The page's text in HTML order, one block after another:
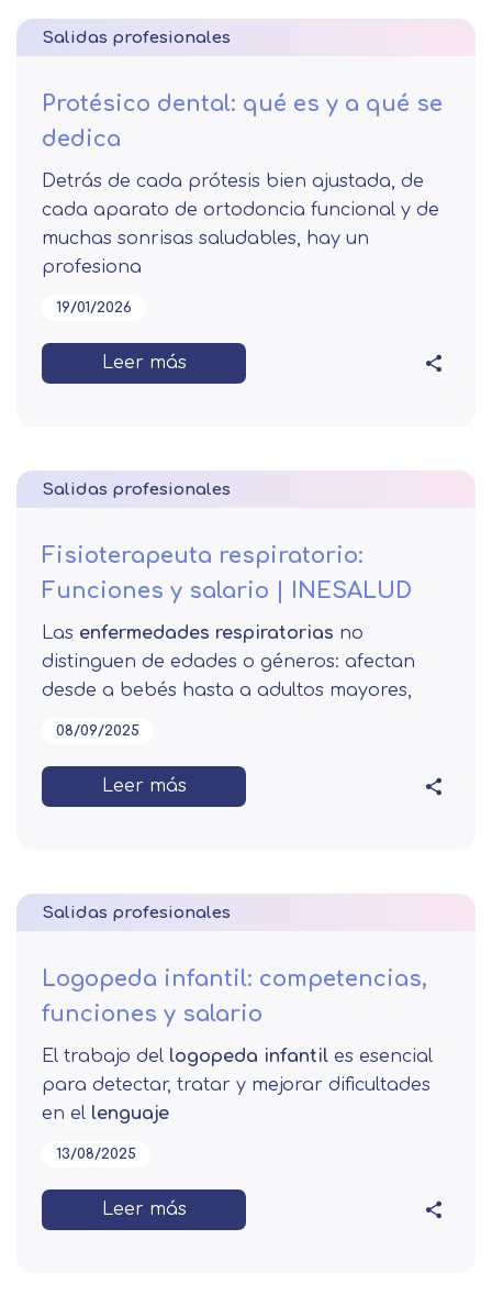
Salidas profesionales
Protésico dental: qué es y a qué se
dedica
Detrás de cada prótesis bien ajustada, de
cada aparato de ortodoncia funcional y de
muchas sonrisas saludables, hay un
profesiona
19/01/2026
Leer más
Salidas profesionales
Fisioterapeuta respiratorio:
Funciones y salario | INESALUD
Las enfermedades respiratorias no
distinguen de edades o géneros: afectan
desde a bebés hasta a adultos mayores,
08/09/2025
Leer más
Salidas profesionales
Logopeda infantil: competencias,
funciones y salario
El trabajo del logopeda infantil es esencial
para detectar, tratar y mejorar dificultades
en el lenguaje
13/08/2025
Leer más